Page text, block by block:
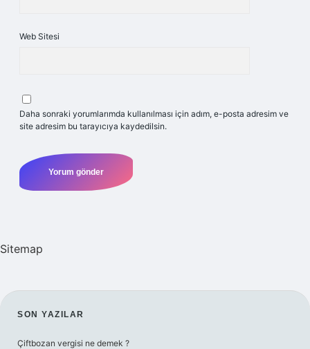
Web Sitesi
Daha sonraki yorumlarımda kullanılması için adım, e-posta adresim ve
site adresim bu tarayıcıya kaydedilsin.
Sitemap
SIDEBAR
SON YAZILAR
Çiftbozan vergisi ne demek ?